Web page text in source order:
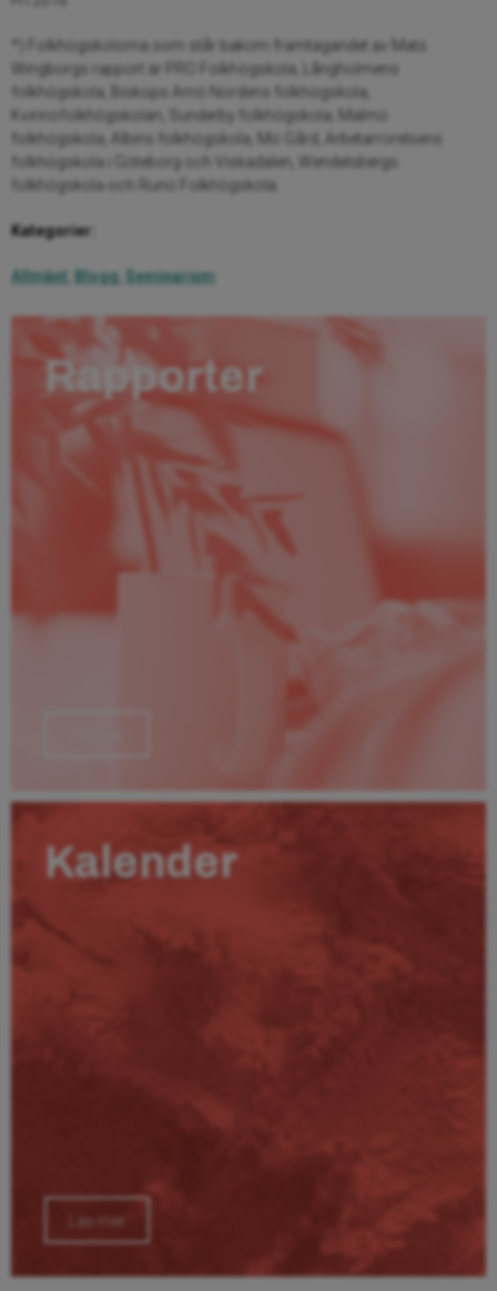
*) Folkhögskolorna som står bakom framtagandet av Mats
Wingborgs rapport är PRO Folkhögskola, Långholmens
folkhögskola, Biskops Arnö Nordens folkhögskola,
Kvinnofolkhögskolan, Sunderby folkhögskola, Malmö
folkhögskola, Albins folkhögskola, Mo Gård, Arbetarrörelsens
folkhögskola i Göteborg och Viskadalen, Wendelsbergs
folkhögskola och Runö Folkhögskola.
Kategorier:
Allmänt Blogg, Seminarium
Rapporter
Kalender
Läs mer